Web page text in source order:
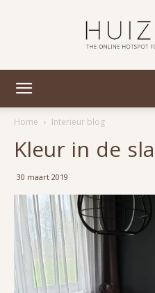
Home
Interieur blog
Kleur in de
30 maart 2019